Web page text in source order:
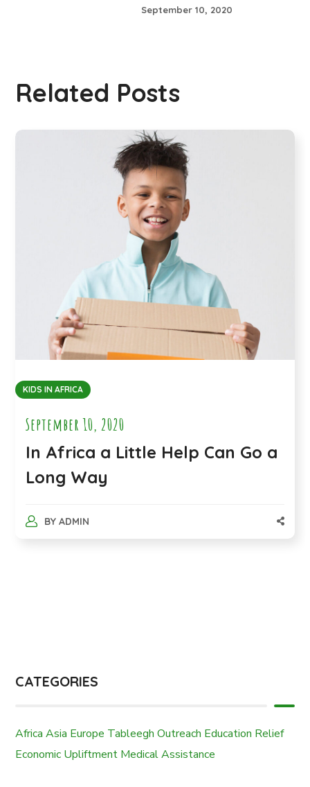
September 10, 2020
Related Posts
KIDS IN AFRICA
September 10, 2020
In Africa a Little Help Can Go a
Long Way
BY ADMIN
CATEGORIES
Africa Asia Europe Tableegh Outreach Education Relief
Economic Upliftment Medical Assistance